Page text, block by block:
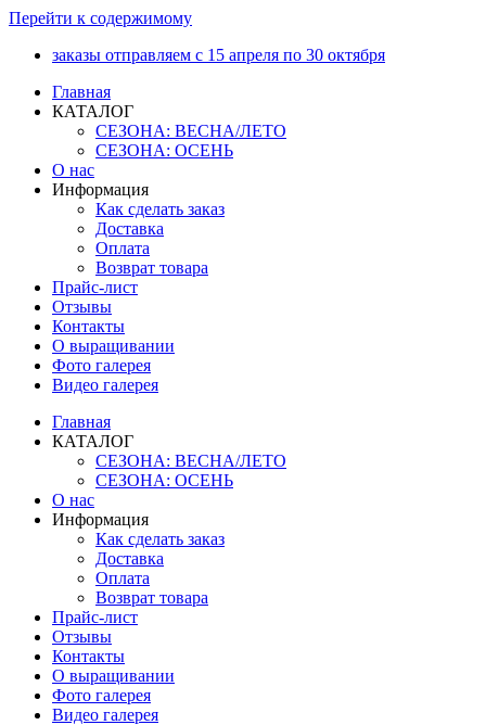
Перейти к содержимому
заказы отправляем с 15 апреля по 30 октября
Главная
КАТАЛОГ
СЕЗОНА: ВЕСНА/ЛЕТО
СЕЗОНА: ОСЕНЬ
О нас
Информация
Как сделать заказ
Доставка
Оплата
Возврат товара
Прайс-лист
Отзывы
Контакты
О выращивании
Фото галерея
Видео галерея
Главная
КАТАЛОГ
СЕЗОНА: ВЕСНА/ЛЕТО
СЕЗОНА: ОСЕНЬ
О нас
Информация
Как сделать заказ
Доставка
Оплата
Возврат товара
Прайс-лист
Отзывы
Контакты
О выращивании
Фото галерея
Видео галерея